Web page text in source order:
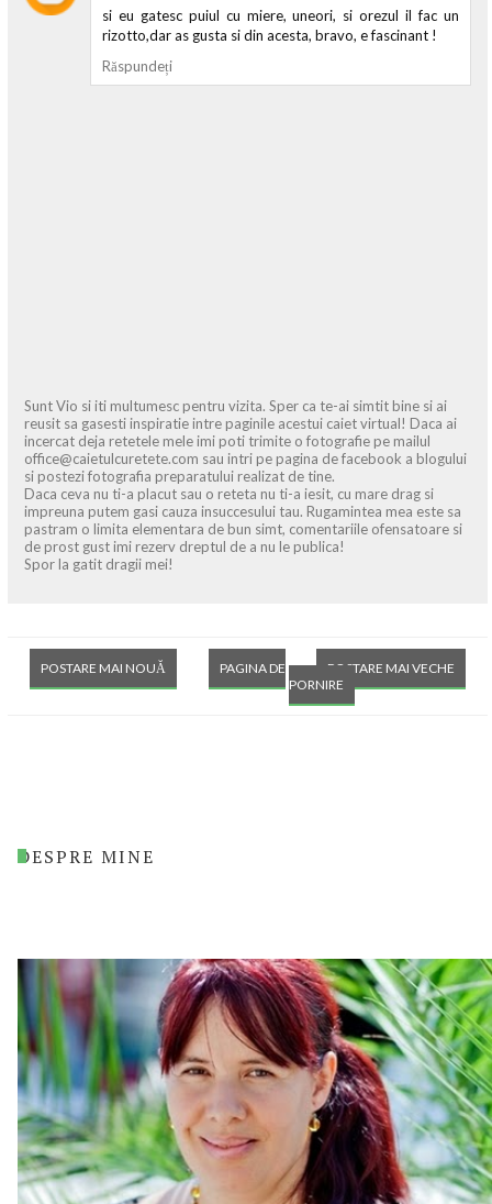
si eu gatesc puiul cu miere, uneori, si orezul il fac un
rizotto,dar as gusta si din acesta, bravo, e fascinant !
Răspundeți
Sunt Vio si iti multumesc pentru vizita. Sper ca te-ai simtit bine si ai
reusit sa gasesti inspiratie intre paginile acestui caiet virtual! Daca ai
incercat deja retetele mele imi poti trimite o fotografie pe mailul
office@caietulcuretete.com sau intri pe pagina de facebook a blogului
si postezi fotografia preparatului realizat de tine.
Daca ceva nu ti-a placut sau o reteta nu ti-a iesit, cu mare drag si
impreuna putem gasi cauza insuccesului tau. Rugamintea mea este sa
pastram o limita elementara de bun simt, comentariile ofensatoare si
de prost gust imi rezerv dreptul de a nu le publica!
Spor la gatit dragii mei!
POSTARE MAI NOUĂ POSTARE MAI VECHE
PAGINA DE
PORNIRE
DESPRE MINE